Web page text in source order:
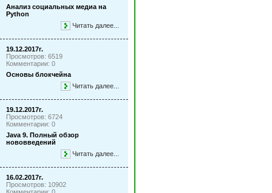
Анализ социальных медиа на
Python
Читать далее...
19.12.2017г.
Просмотров: 6519
Комментарии: 0
Основы блокчейна
Читать далее...
19.12.2017г.
Просмотров: 6724
Комментарии: 0
Java 9. Полный обзор
нововведений
Читать далее...
16.02.2017г.
Просмотров: 10902